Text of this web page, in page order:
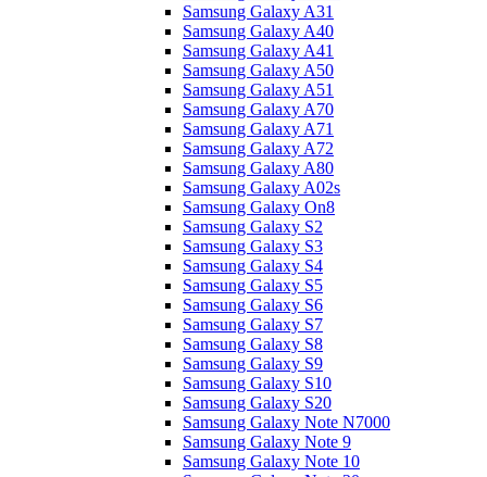
Samsung Galaxy A31
Samsung Galaxy A40
Samsung Galaxy A41
Samsung Galaxy A50
Samsung Galaxy A51
Samsung Galaxy A70
Samsung Galaxy A71
Samsung Galaxy A72
Samsung Galaxy A80
Samsung Galaxy A02s
Samsung Galaxy On8
Samsung Galaxy S2
Samsung Galaxy S3
Samsung Galaxy S4
Samsung Galaxy S5
Samsung Galaxy S6
Samsung Galaxy S7
Samsung Galaxy S8
Samsung Galaxy S9
Samsung Galaxy S10
Samsung Galaxy S20
Samsung Galaxy Note N7000
Samsung Galaxy Note 9
Samsung Galaxy Note 10